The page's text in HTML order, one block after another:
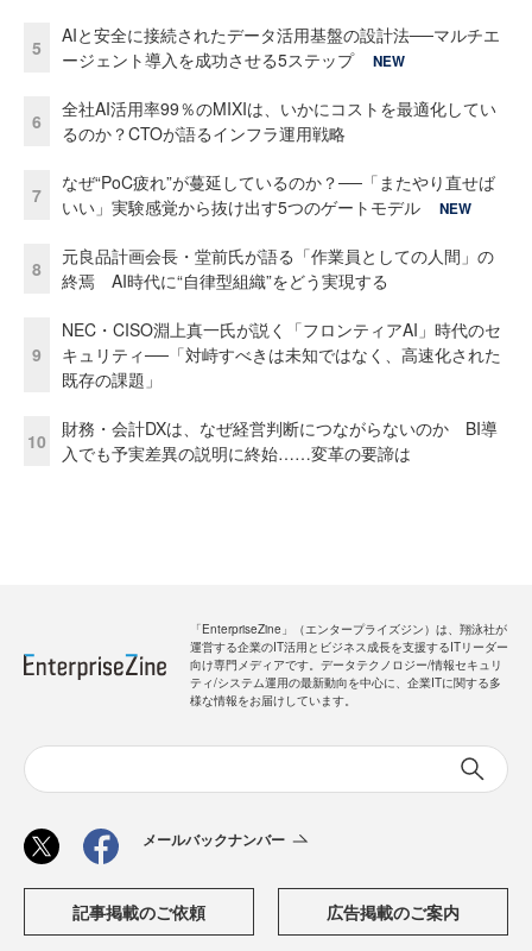
5
AIと安全に接続されたデータ活用基盤の設計法──マルチエ
ージェント導入を成功させる5ステップ
NEW
6
全社AI活用率99％のMIXIは、いかにコストを最適化してい
るのか？CTOが語るインフラ運用戦略
7
なぜ“PoC疲れ”が蔓延しているのか？──「またやり直せば
いい」実験感覚から抜け出す5つのゲートモデル
NEW
8
元良品計画会長・堂前氏が語る「作業員としての人間」の
終焉 AI時代に“自律型組織”をどう実現する
9
NEC・CISO淵上真一氏が説く「フロンティアAI」時代のセ
キュリティ──「対峙すべきは未知ではなく、高速化された
既存の課題」
10
財務・会計DXは、なぜ経営判断につながらないのか BI導
入でも予実差異の説明に終始……変革の要諦は
「EnterpriseZine」（エンタープライズジン）は、翔泳社が
運営する企業のIT活用とビジネス成長を支援するITリーダー
向け専門メディアです。データテクノロジー/情報セキュリ
ティ/システム運用の最新動向を中心に、企業ITに関する多
様な情報をお届けしています。
メールバックナンバー
記事掲載のご依頼 広告掲載のご案内